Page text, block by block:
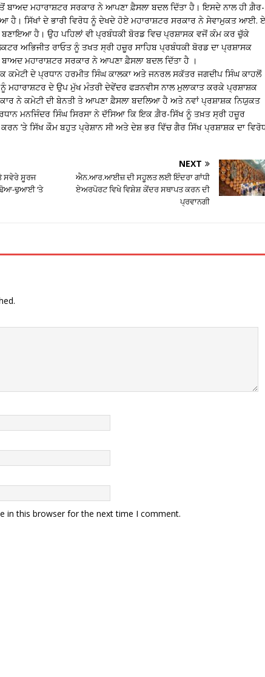
ਬਾਅਦ ਮਹਾਰਾਸ਼ਟਰ ਸਰਕਾਰ ਨੇ ਆਪਣਾ ਫ਼ੈਸਲਾ ਬਦਲ ਦਿੱਤਾ ਹੈ। ਇਸਦੇ ਨਾਲ ਹੀ ਗ਼ੈਰ-
ਹੈ। ਸਿੱਖਾਂ ਦੇ ਭਾਰੀ ਵਿਰੋਧ ਨੂੰ ਦੇਖਦੇ ਹੋਏ ਮਹਾਰਾਸ਼ਟਰ ਸਰਕਾਰ ਨੇ ਸੇਵਾਮੁਕਤ ਆਈ.
ਬਣਾਇਆ ਹੈ। ਉਹ ਪਹਿਲਾਂ ਵੀ ਪ੍ਰਬੰਧਕੀ ਬੋਰਡ ਵਿਚ ਪ੍ਰਸ਼ਾਸਕ ਵਜੋਂ ਕੰਮ ਕਰ ਚੁੱਕੇ
ਅਭਿਜੀਤ ਰਾਓਤ ਨੂੰ ਤਖਤ ਸ੍ਰੀ ਹਜ਼ੂਰ ਸਾਹਿਬ ਪ੍ਰਬੰਧਕੀ ਬੋਰਡ ਦਾ ਪ੍ਰਸ਼ਾਸਕ
ਬਾਅਦ ਮਹਾਰਾਸ਼ਟਰ ਸਰਕਾਰ ਨੇ ਆਪਣਾ ਫ਼ੈਸਲਾ ਬਦਲ ਦਿੱਤਾ ਹੈ ।
ਕਮੇਟੀ ਦੇ ਪ੍ਰਧਾਨ ਹਰਮੀਤ ਸਿੰਘ ਕਾਲਕਾ ਅਤੇ ਜਨਰਲ ਸਕੱਤਰ ਜਗਦੀਪ ਸਿੰਘ ਕਾਹਲੋਂ
ਦੇ ਉਪ ਮੁੱਖ ਮੰਤਰੀ ਦੇਵੇਂਦਰ ਫੜਨਵੀਸ ਨਾਲ ਮੁਲਾਕਾਤ ਕਰਕੇ ਪ੍ਰਸ਼ਾਸ਼ਕ
ਨੇ ਕਮੇਟੀ ਦੀ ਬੇਨਤੀ ਤੇ ਆਪਣਾ ਫ਼ੈਸਲਾ ਬਦਲਿਆ ਹੈ ਅਤੇ ਨਵਾਂ ਪ੍ਰਸ਼ਾਸ਼ਕ ਨਿਯੁਕਤ
ਮਨਜਿੰਦਰ ਸਿੰਘ ਸਿਰਸਾ ਨੇ ਦੱਸਿਆ ਕਿ ਇਕ ਗ਼ੈਰ-ਸਿੱਖ ਨੂੰ ਤਖ਼ਤ ਸ੍ਰੀ ਹਜ਼ੂਰ
’ਤੇ ਸਿੱਖ ਕੌਮ ਬਹੁਤ ਪ੍ਰੇਸ਼ਾਨ ਸੀ ਅਤੇ ਦੇਸ਼ ਭਰ ਵਿੱਚ ਗੈਰ ਸਿੱਖ ਪ੍ਰਸ਼ਾਸ਼ਕ ਦਾ
ਸਵੇਰੇ ਸੂਰਜ
ਢੋਆ-ਢੁਆਈ ‘ਤੇ
NEXT
ਐਨ.ਆਰ.ਆਈਜ਼ ਦੀ ਸਹੂਲਤ ਲਈ ਇੰਦਰਾ ਗਾਂਧੀ
ਏਅਰਪੋਰਟ ਵਿਖੇ ਵਿਸ਼ੇਸ਼ ਕੇਂਦਰ ਸਥਾਪਤ ਕਰਨ ਦੀ
ਪ੍ਰਵਾਨਗੀ
in this browser for the next time I comment.